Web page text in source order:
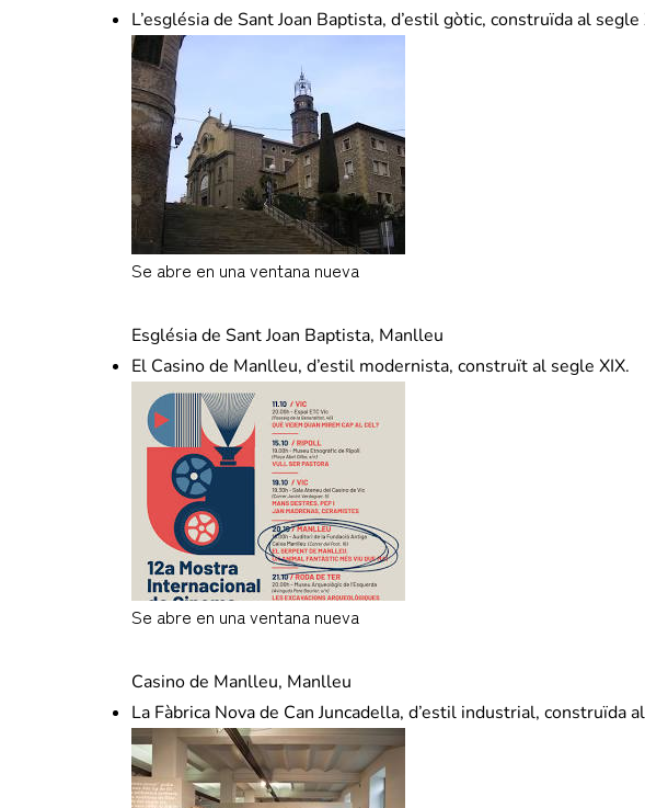
L’església de Sant Joan Baptista, d’estil gòtic, construïda al segle
Se abre en una ventana nueva
Església de Sant Joan Baptista, Manlleu
El Casino de Manlleu, d’estil modernista, construït al segle XIX.
Se abre en una ventana nueva
Casino de Manlleu, Manlleu
La Fàbrica Nova de Can Juncadella, d’estil industrial, construïda